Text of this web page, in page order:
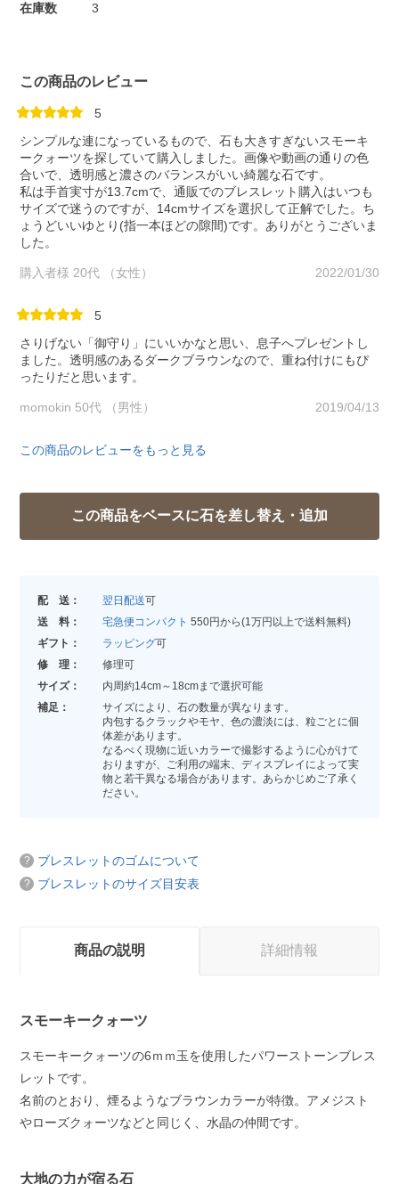
在庫数
3
この商品のレビュー
5
シンプルな連になっているもので、石も大きすぎないスモーキ
ークォーツを探していて購入しました。画像や動画の通りの色
合いで、透明感と濃さのバランスがいい綺麗な石です。
私は手首実寸が13.7cmで、通販でのブレスレット購入はいつも
サイズで迷うのですが、14cmサイズを選択して正解でした。ち
ょうどいいゆとり(指一本ほどの隙間)です。ありがとうございま
した。
購入者様 20代 （女性） 2022/01/30
5
さりげない「御守り」にいいかなと思い、息子へプレゼントし
ました。透明感のあるダークブラウンなので、重ね付けにもぴ
ったりだと思います。
momokin 50代 （男性） 2019/04/13
この商品のレビューをもっと見る
配 送： 翌日配送可
送 料：
宅急便コンパクト 550円から(1万円以上で送料無料)
ギフト：
ラッピング可
修 理：
修理可
サイズ：
内周約14cm～18cmまで選択可能
補足：
サイズにより、石の数量が異なります。
内包するクラックやモヤ、色の濃淡には、粒ごとに個
体差があります。
なるべく現物に近いカラーで撮影するように心がけて
おりますが、ご利用の端末、ディスプレイによって実
物と若干異なる場合があります。あらかじめご了承く
ださい。
ブレスレットのゴムについて
ブレスレットのサイズ目安表
商品の説明 詳細情報
スモーキークォーツ
スモーキークォーツの6ｍｍ玉を使用したパワーストーンブレス
レットです。
名前のとおり、煙るようなブラウンカラーが特徴。アメジスト
やローズクォーツなどと同じく、水晶の仲間です。
大地の力が宿る石